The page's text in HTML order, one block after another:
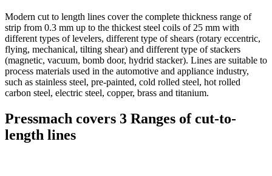
Modern cut to length lines cover the complete thickness range of
strip from 0.3 mm up to the thickest steel coils of 25 mm with
different types of levelers, different type of shears (rotary eccentric,
flying, mechanical, tilting shear) and different type of stackers
(magnetic, vacuum, bomb door, hydrid stacker). Lines are suitable to
process materials used in the automotive and appliance industry,
such as stainless steel, pre-painted, cold rolled steel, hot rolled
carbon steel, electric steel, copper, brass and titanium.
Pressmach covers 3 Ranges of cut-to-
length lines